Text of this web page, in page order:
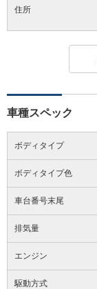
住所
車種スペック
ボディタイプ
ボディタイプ色
車台番号末尾
排気量
エンジン
駆動方式